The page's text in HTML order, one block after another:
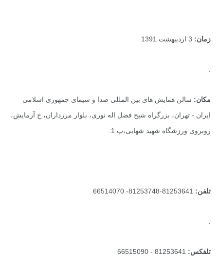
همایش های بین المللی صدا و سیمای جمهوری اسلامی
بزرگراه شیخ فضل اله نوری، بلوار مرزداران، خ آزمایش،
شهید شهابی،پ 1.